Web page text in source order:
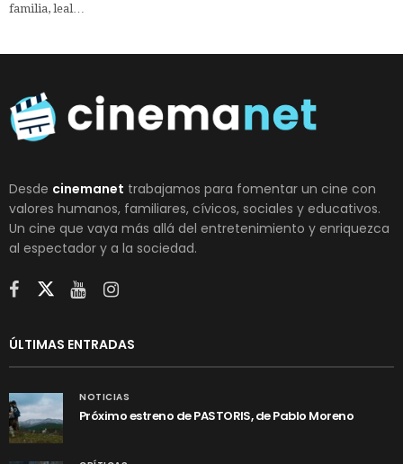
familia, leal…
Desde cinemanet trabajamos para fomentar un cine con
valores humanos, familiares, cívicos, sociales y educativos.
Un cine que vaya más allá del entretenimiento y enriquezca
al espectador y a la sociedad.
ÚLTIMAS ENTRADAS
NOTICIAS
Próximo estreno de PASTORIS, de Pablo Moreno